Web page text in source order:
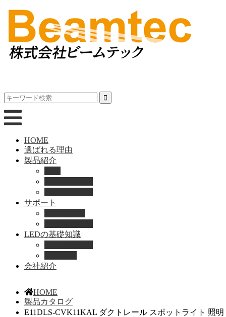
HOME
選ばれる理由
製品紹介
サポート
LEDの基礎知識
会社紹介
HOME
製品カタログ
E11DLS-CVK11KAL ダクトレール スポットライト 照明